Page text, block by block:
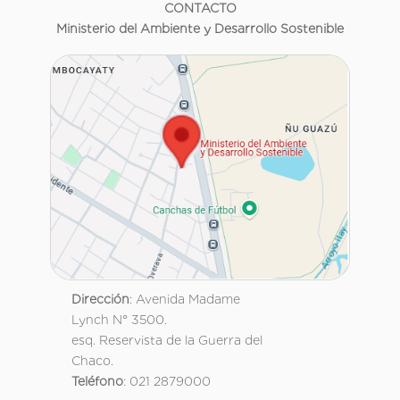
CONTACTO
Ministerio del Ambiente y Desarrollo Sostenible
Dirección: Avenida Madame
Lynch N° 3500.
esq. Reservista de la Guerra del
Chaco.
Teléfono: 021 2879000